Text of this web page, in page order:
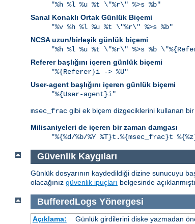
"%h %l %u %t \"%r\" %>s %b"
Sanal Konaklı Ortak Günlük Biçemi
"%v %h %l %u %t \"%r\" %>s %b"
NCSA uzun/birleşik günlük biçemi
"%h %l %u %t \"%r\" %>s %b
Referer başlığını içeren günlük biçemi
"%{Referer}i -> %U"
User-agent başlığını içeren günlük biçemi
"%{User-agent}i"
msec_frac gibi ek biçem dizgeciklerini kullanan
Milisaniyeleri de içeren bir zaman damgası
"%{%d/%b/%Y %T}t.%{msec_frac}t
Güvenlik Kaygıları
Günlük dosyarının kaydedildiği dizine sunucuyu
olacağınız güvenlik ipuçları belgesinde
BufferedLogs Yönergesi
Açıklama:
Günlük girdilerini diske yazmadan